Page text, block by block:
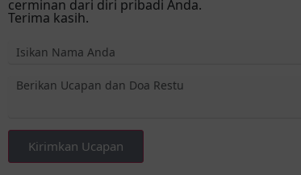
cerminan dari diri pribadi Anda.
Terima kasih.
Kirimkan Ucapan